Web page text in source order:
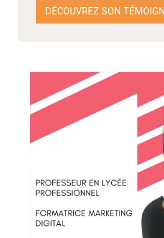
DÉCOUVREZ SON